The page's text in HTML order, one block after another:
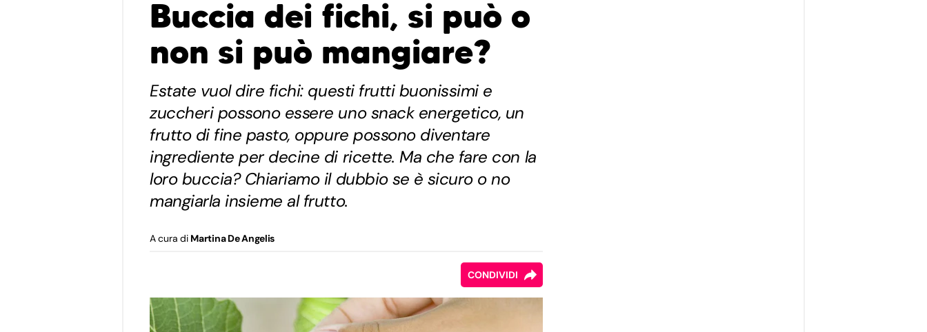
Buccia dei fichi, si può o
non si può mangiare?
Estate vuol dire fichi: questi frutti buonissimi e
zuccheri possono essere uno snack energetico, un
frutto di fine pasto, oppure possono diventare
ingrediente per decine di ricette. Ma che fare con la
loro buccia? Chiariamo il dubbio se è sicuro o no
mangiarla insieme al frutto.
A cura di Martina De Angelis
CONDIVIDI